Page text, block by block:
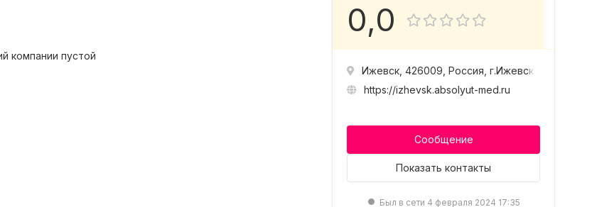
компании пустой
0,0
Ижевск, 426009, Россия, г.Ижевск, проезд
https://izhevsk.absolyut-med.ru
Сообщение
Показать контакты
Был в сети 4 февраля 2024 17:35